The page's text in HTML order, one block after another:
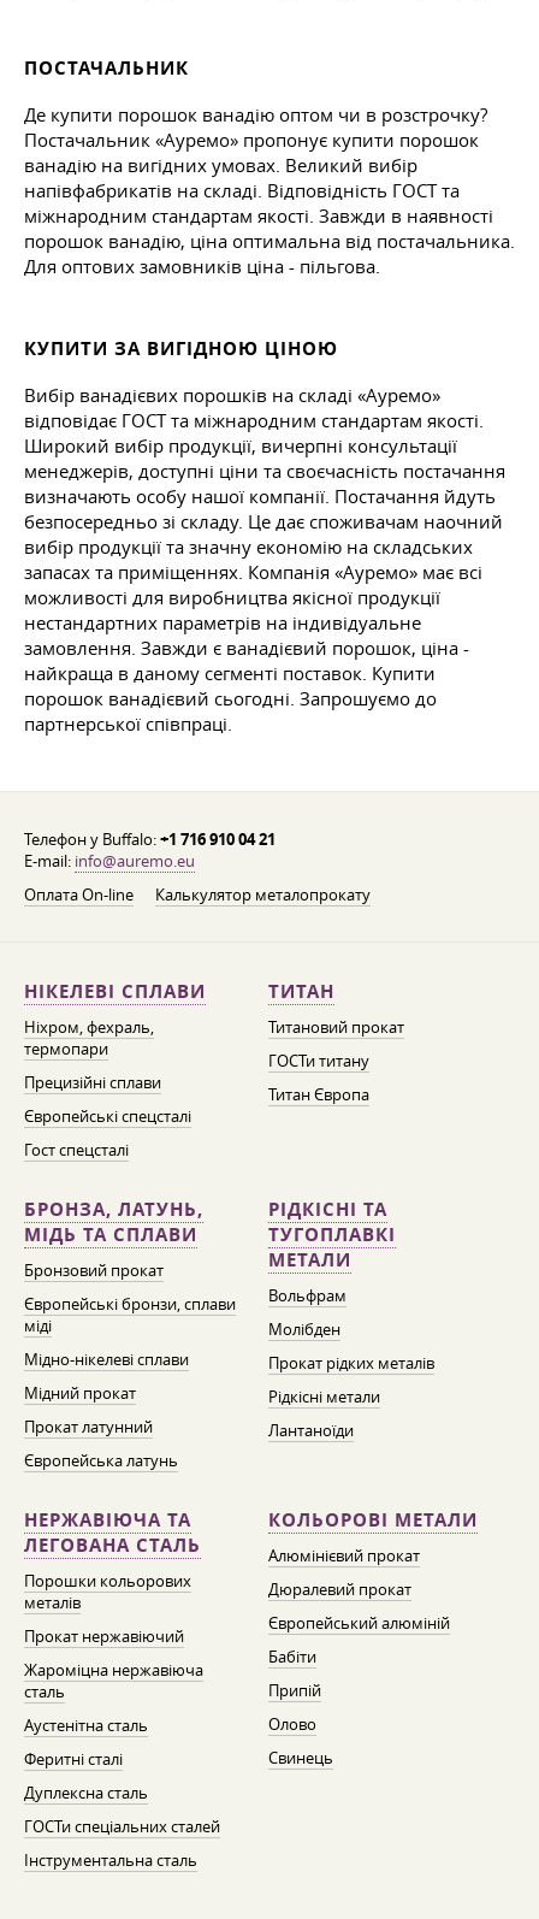
ПОСТАЧАЛЬНИК
Де купити порошок ванадію оптом чи в розстрочку?
Постачальник «Ауремо» пропонує купити порошок
ванадію на вигідних умовах. Великий вибір
напівфабрикатів на складі. Відповідність ГОСТ та
міжнародним стандартам якості. Завжди в наявності
порошок ванадію, ціна оптимальна від постачальника.
Для оптових замовників ціна - пільгова.
КУПИТИ ЗА ВИГІДНОЮ ЦІНОЮ
Вибір ванадієвих порошків на складі «Ауремо»
відповідає ГОСТ та міжнародним стандартам якості.
Широкий вибір продукції, вичерпні консультації
менеджерів, доступні ціни та своєчасність постачання
визначають особу нашої компанії. Постачання йдуть
безпосередньо зі складу. Це дає споживачам наочний
вибір продукції та значну економію на складських
запасах та приміщеннях. Компанія «Ауремо» має всі
можливості для виробництва якісної продукції
нестандартних параметрів на індивідуальне
замовлення. Завжди є ванадієвий порошок, ціна -
найкраща в даному сегменті поставок. Купити
порошок ванадієвий сьогодні. Запрошуємо до
партнерської співпраці.
Телефон у Buffalo:+1 716 910 04 21
E-mail: info@auremo.eu
Оплата On-line
Калькулятор металопрокату
НІКЕЛЕВІ СПЛАВИ
Ніхром, фехраль,
термопари
Прецизійні сплави
Європейські спецсталі
Гост спецсталі
ТИТАН
Титановий прокат
ГОСТи титану
Титан Європа
БРОНЗА, ЛАТУНЬ,
МІДЬ ТА СПЛАВИ
Бронзовий прокат
Європейські бронзи, сплави
міді
Мідно-нікелеві сплави
Мідний прокат
Прокат латунний
Європейська латунь
РІДКІСНІ ТА
ТУГОПЛАВКІ
МЕТАЛИ
Вольфрам
Молібден
Прокат рідких металів
Рідкісні метали
Лантаноїди
НЕРЖАВІЮЧА ТА
ЛЕГОВАНА СТАЛЬ
Порошки кольорових
металів
Прокат нержавіючий
Жароміцна нержавіюча
сталь
Аустенітна сталь
Феритні сталі
Дуплексна сталь
ГОСТи спеціальних сталей
Інструментальна сталь
КОЛЬОРОВІ МЕТАЛИ
Алюмінієвий прокат
Дюралевий прокат
Європейський алюміній
Бабіти
Припій
Олово
Свинець